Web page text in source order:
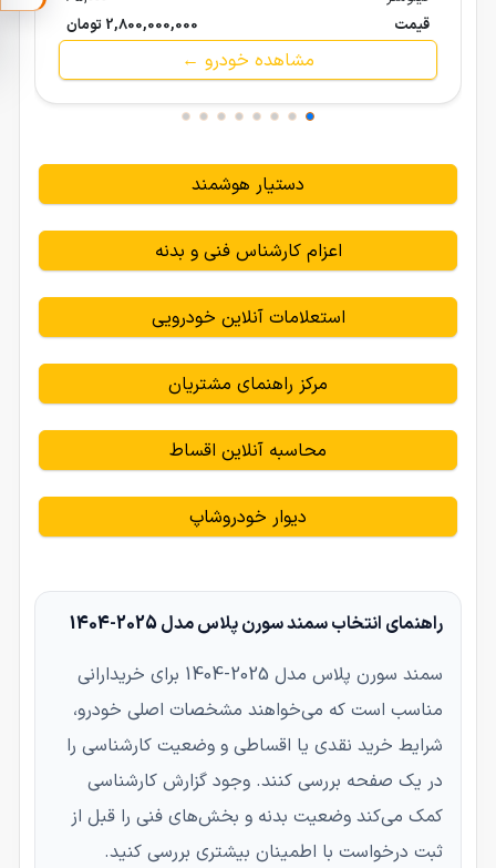
قیمت
2,800,000,000 تومان
مشاهده خودرو ←
دستیار هوشمند
اعزام کارشناس فنی و بدنه
استعلامات آنلاین خودرویی
مرکز راهنمای مشتریان
محاسبه آنلاین اقساط
دیوار خودروشاپ
راهنمای انتخاب سمند سورن پلاس مدل 2025-1404
سمند سورن پلاس مدل 2025-1404 برای خریدارانی
مناسب است که می‌خواهند مشخصات اصلی خودرو،
شرایط خرید نقدی یا اقساطی و وضعیت کارشناسی را
در یک صفحه بررسی کنند. وجود گزارش کارشناسی
کمک می‌کند وضعیت بدنه و بخش‌های فنی را قبل از
ثبت درخواست با اطمینان بیشتری بررسی کنید.